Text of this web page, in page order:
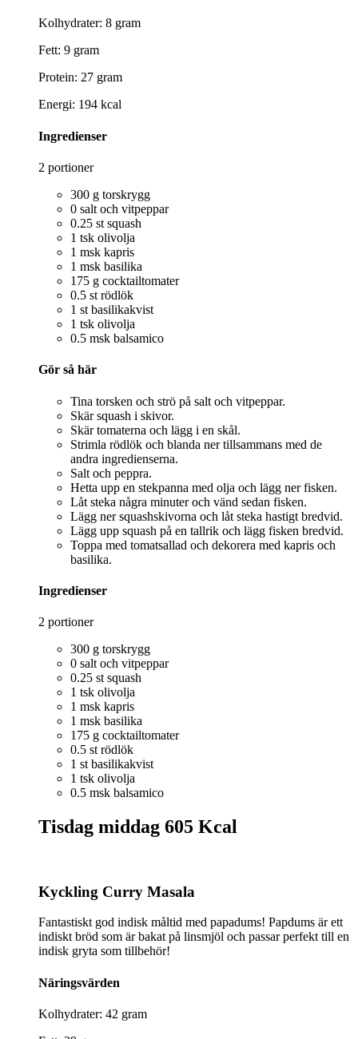
Kolhydrater: 8 gram
Fett: 9 gram
Protein: 27 gram
Energi: 194 kcal
Ingredienser
2 portioner
300 g torskrygg
0 salt och vitpeppar
0.25 st squash
1 tsk olivolja
1 msk kapris
1 msk basilika
175 g cocktailtomater
0.5 st rödlök
1 st basilikakvist
1 tsk olivolja
0.5 msk balsamico
Gör så här
Tina torsken och strö på salt och vitpeppar.
Skär squash i skivor.
Skär tomaterna och lägg i en skål.
Strimla rödlök och blanda ner tillsammans med de
andra ingredienserna.
Salt och peppra.
Hetta upp en stekpanna med olja och lägg ner fisken.
Låt steka några minuter och vänd sedan fisken.
Lägg ner squashskivorna och låt steka hastigt bredvid.
Lägg upp squash på en tallrik och lägg fisken bredvid.
Toppa med tomatsallad och dekorera med kapris och
basilika.
Ingredienser
2 portioner
300 g torskrygg
0 salt och vitpeppar
0.25 st squash
1 tsk olivolja
1 msk kapris
1 msk basilika
175 g cocktailtomater
0.5 st rödlök
1 st basilikakvist
1 tsk olivolja
0.5 msk balsamico
Tisdag middag 605 Kcal
Kyckling Curry Masala
Fantastiskt god indisk måltid med papadums! Papdums är ett
indiskt bröd som är bakat på linsmjöl och passar perfekt till en
indisk gryta som tillbehör!
Näringsvärden
Kolhydrater: 42 gram